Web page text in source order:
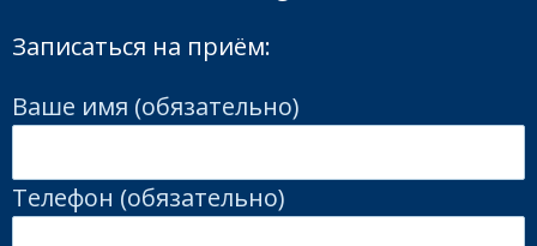
Записаться на приём:
Ваше имя (обязательно)
Телефон (обязательно)